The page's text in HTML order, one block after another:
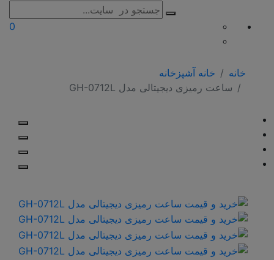
0
خانه
خانه آشپزخانه
ساعت رمیزی دیجیتالی مدل GH-0712L